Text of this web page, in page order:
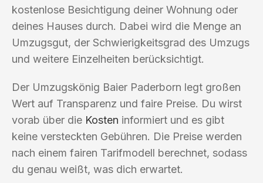
kostenlose Besichtigung deiner Wohnung oder
deines Hauses durch. Dabei wird die Menge an
Umzugsgut, der Schwierigkeitsgrad des Umzugs
und weitere Einzelheiten berücksichtigt.
Der Umzugskönig Baier Paderborn legt großen
Wert auf Transparenz und faire Preise. Du wirst
vorab über die Kosten informiert und es gibt
keine versteckten Gebühren. Die Preise werden
nach einem fairen Tarifmodell berechnet, sodass
du genau weißt, was dich erwartet.